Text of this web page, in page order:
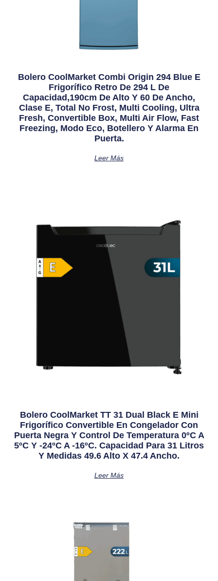
Bolero CoolMarket Combi Origin 294 Blue E
Frigorífico Retro De 294 L De
Capacidad,190cm De Alto Y 60 De Ancho,
Clase E, Total No Frost, Multi Cooling, Ultra
Fresh, Convertible Box, Multi Air Flow, Fast
Freezing, Modo Eco, Botellero Y Alarma En
Puerta.
Leer Más
Bolero CoolMarket TT 31 Dual Black E Mini
Frigorífico Convertible En Congelador Con
Puerta Negra Y Control De Temperatura 0ºC A
5ºC Y -24ºC A -16ºC. Capacidad Para 31 Litros
Y Medidas 49.6 Alto X 47.4 Ancho.
Leer Más